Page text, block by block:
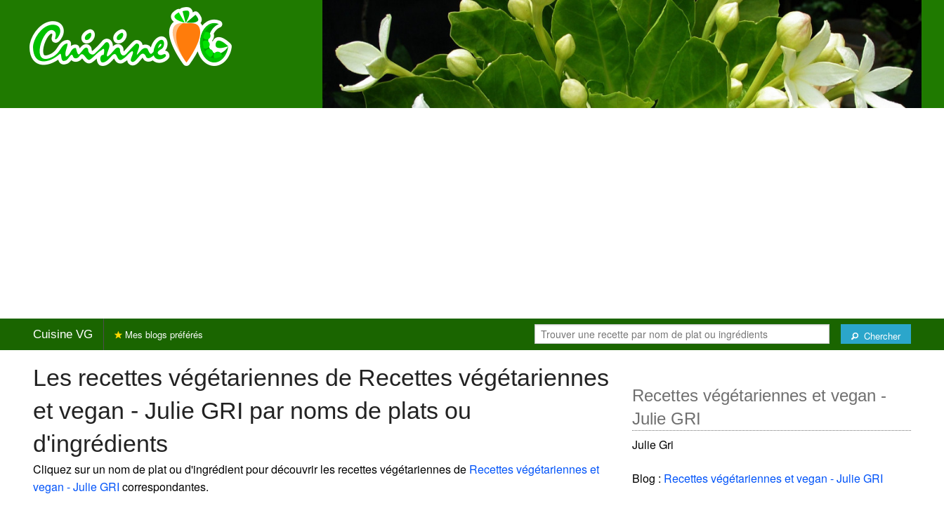
Cuisine VG Chercher
Mes blogs préférés
Les recettes végétariennes de Recettes végétariennes
et vegan - Julie GRI par noms de plats ou
d'ingrédients
Cliquez sur un nom de plat ou d'ingrédient pour découvrir les recettes végétariennes de Recettes végétariennes et
vegan - Julie GRI correspondantes.
Recettes végétariennes et vegan -
Julie GRI
Julie Gri
Blog : Recettes végétariennes et vegan - Julie GRI